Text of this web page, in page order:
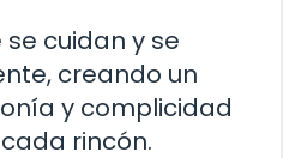
cuidan y se
creando un
y complicidad
rincón.